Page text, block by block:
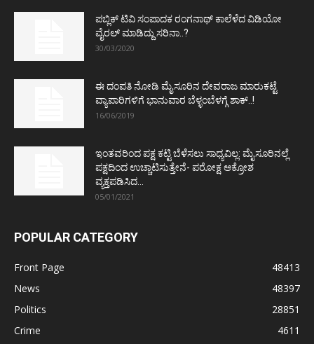
ಪಬ್ಲಿಕ್ ಟಿವಿ ಸಂಪಾದಕ ರಂಗನಾಥ್ ಕಾಲೆಳೆದ ವಿಡಿಯೋ
ವೈರಲ್ ಮಾಡಿದ್ದು ಸರಿನಾ..?
30/03/2020
ಈ ದಂಪತಿ ನೋಡಿ ಮೈಸೂರಿನ ದೇವರಾಜ ಮಾರುಕಟ್ಟೆ
ವ್ಯಾಪಾರಿಗಳಿಗೆ ಭಾನುವಾರ ಬೆಳ್ಳಂಬೆಳಗ್ಗೆ ಶಾಕ್..!
16/06/2019
ಇಂತವರಿಂದ ಪಕ್ಷ ಕಟ್ಟಿ ಬೆಳೆಸಲು ಸಾಧ್ಯವಿಲ್ಲ: ಮೈಸೂರಿನಲ್ಲೆ
ಪಕ್ಷದಿಂದ ಉಚ್ಚಾಟಿಸುತ್ತೇನೆ- ಪರೋಕ್ಷ ಆಕ್ರೋಶ
ವ್ಯಕ್ತಪಡಿಸಿದ...
05/01/2021
POPULAR CATEGORY
Front Page
48413
News
48397
Politics
28851
Crime
4611